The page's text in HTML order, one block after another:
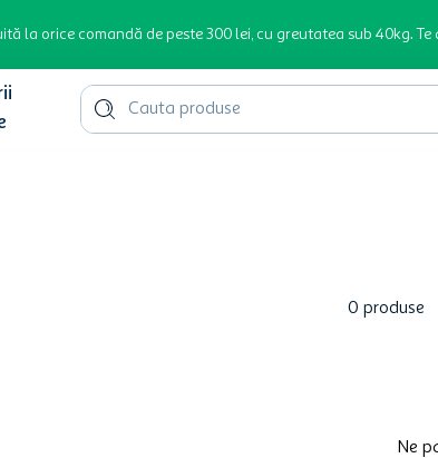
la orice comandă de peste 300 lei, cu greutatea sub 40kg.
Cauta produse
0 produse
Ne